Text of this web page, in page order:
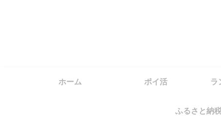
ホーム ポイ活 ラ
ふるさと納